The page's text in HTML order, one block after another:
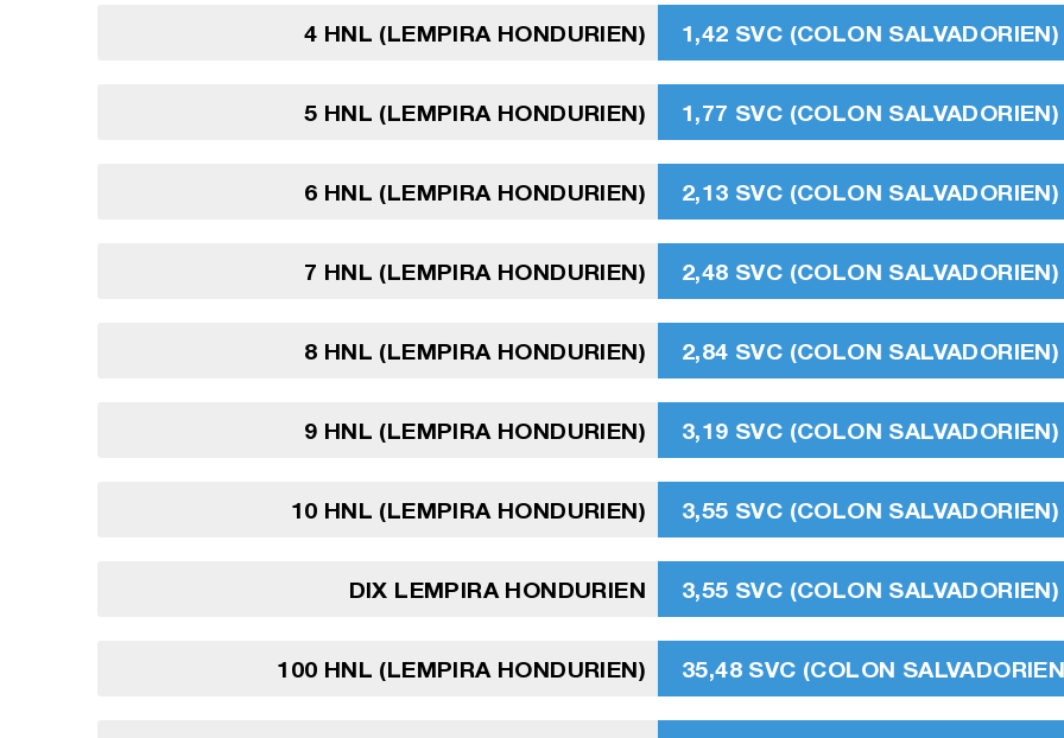
4 HNL (LEMPIRA HONDURIEN) 1,42 SVC (COLON SALVADORIEN)
5 HNL (LEMPIRA HONDURIEN) 1,77 SVC (COLON SALVADORIEN)
6 HNL (LEMPIRA HONDURIEN) 2,13 SVC (COLON SALVADORIEN)
7 HNL (LEMPIRA HONDURIEN) 2,48 SVC (COLON SALVADORIEN)
8 HNL (LEMPIRA HONDURIEN) 2,84 SVC (COLON SALVADORIEN)
9 HNL (LEMPIRA HONDURIEN) 3,19 SVC (COLON SALVADORIEN)
10 HNL (LEMPIRA HONDURIEN) 3,55 SVC (COLON SALVADORIEN)
DIX LEMPIRA HONDURIEN 3,55 SVC (COLON SALVADORIEN)
100 HNL (LEMPIRA HONDURIEN) 35,48 SVC (COLON